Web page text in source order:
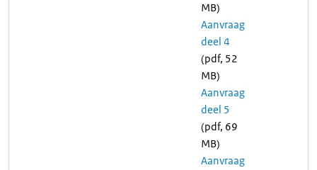
MB)
Aanvraag
deel 4
(pdf, 52
MB)
Aanvraag
deel 5
(pdf, 69
MB)
Aanvraag